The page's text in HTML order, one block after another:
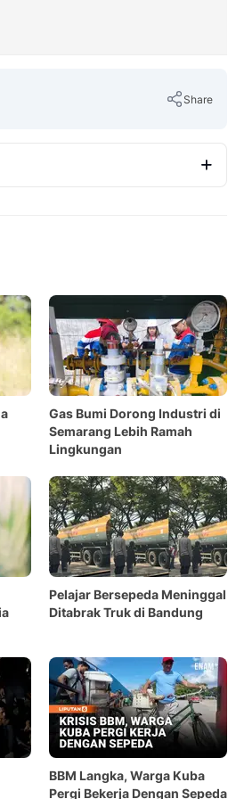
Share
Gas Bumi Dorong Industri di
Semarang Lebih Ramah
Lingkungan
Pelajar Bersepeda Meninggal
Ditabrak Truk di Bandung
BBM Langka, Warga Kuba
Pergi Bekerja Dengan Sepeda